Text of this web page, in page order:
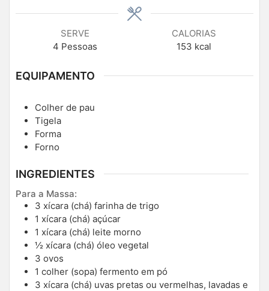
SERVE
4 Pessoas
CALORIAS
153 kcal
EQUIPAMENTO
Colher de pau
Tigela
Forma
Forno
INGREDIENTES
Para a Massa:
3 xícara (chá) farinha de trigo
1 xícara (chá) açúcar
1 xícara (chá) leite morno
½ xícara (chá) óleo vegetal
3 ovos
1 colher (sopa) fermento em pó
3 xícara (chá) uvas pretas ou vermelhas, lavadas e